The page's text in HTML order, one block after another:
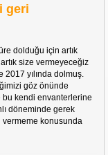
geri
dolduğu için artık
size vermeyeceğiz
yılında dolmuş.
göz önünde
kendi envanterlerine
döneminde gerek
vermeme konusunda